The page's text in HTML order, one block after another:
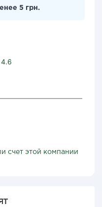
5 грн.
4.6
счет этой компании